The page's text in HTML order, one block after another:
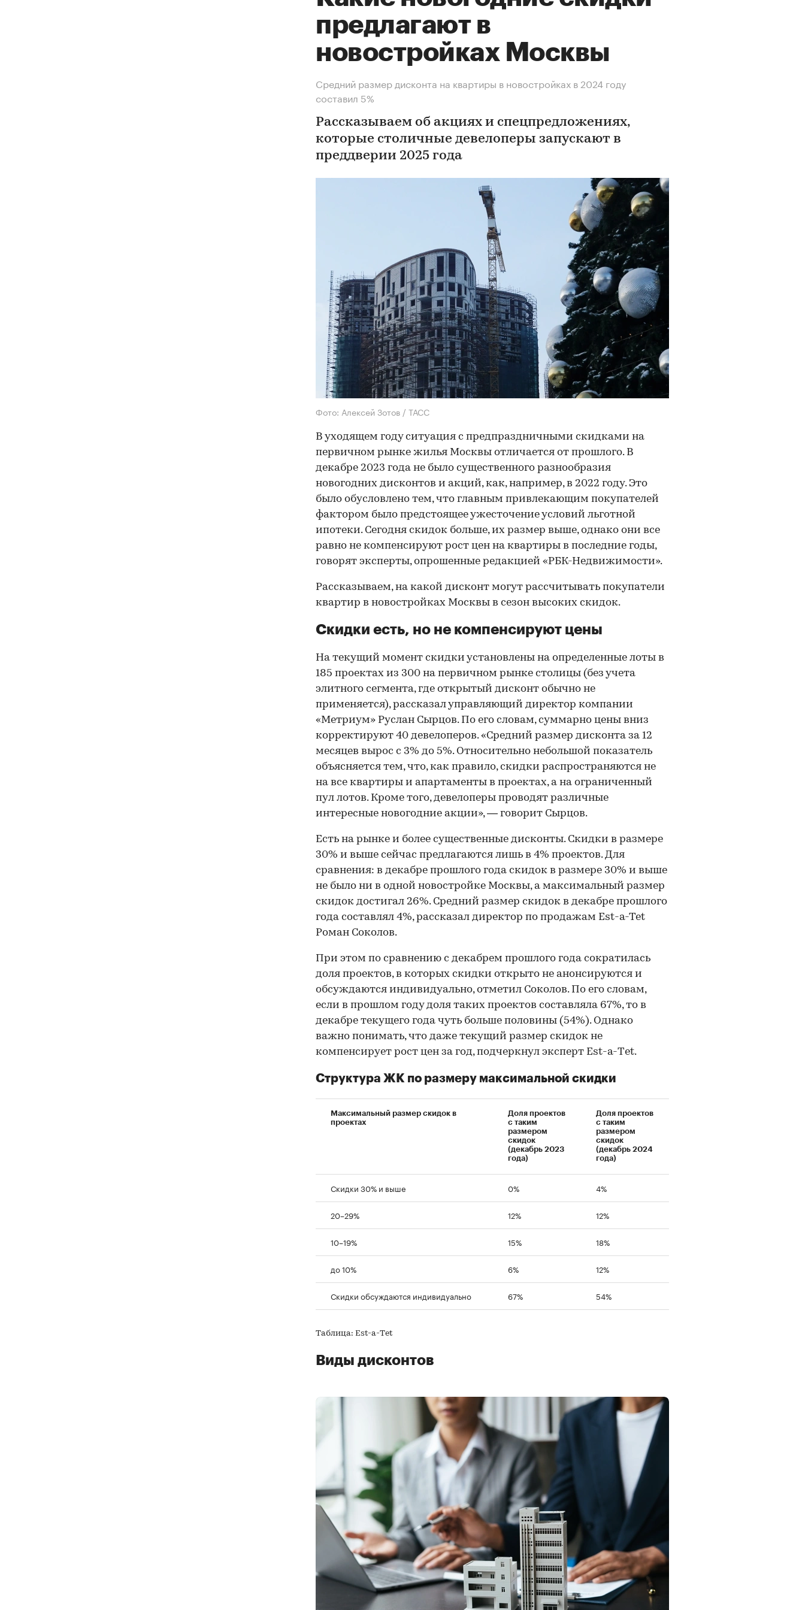
предлагают в
новостройках Москвы
Средний размер дисконта на квартиры в новостройках в 2024 году
составил 5%
Рассказываем об акциях и спецпредложениях,
которые столичные девелоперы запускают в
преддверии 2025 года
Фото: Алексей Зотов / ТАСС
В уходящем году ситуация с предпраздничными скидками на
первичном рынке жилья Москвы отличается от прошлого. В
декабре 2023 года не было существенного разнообразия
новогодних дисконтов и акций, как, например, в 2022 году. Это
было обусловлено тем, что главным привлекающим покупателей
фактором было предстоящее ужесточение условий льготной
ипотеки. Сегодня скидок больше, их размер выше, однако они все
равно не компенсируют рост цен на квартиры в последние годы,
говорят эксперты, опрошенные редакцией «РБК-Недвижимости».
Рассказываем, на какой дисконт могут рассчитывать покупатели
квартир в новостройках Москвы в сезон высоких скидок.
Скидки есть, но не компенсируют цены
На текущий момент скидки установлены на определенные лоты в
185 проектах из 300 на первичном рынке столицы (без учета
элитного сегмента, где открытый дисконт обычно не
применяется), рассказал управляющий директор компании
«Метриум» Руслан Сырцов. По его словам, суммарно цены вниз
корректируют 40 девелоперов. «Средний размер дисконта за 12
месяцев вырос с 3% до 5%. Относительно небольшой показатель
объясняется тем, что, как правило, скидки распространяются не
на все квартиры и апартаменты в проектах, а на ограниченный
пул лотов. Кроме того, девелоперы проводят различные
интересные новогодние акции», — говорит Сырцов.
Есть на рынке и более существенные дисконты. Скидки в размере
30% и выше сейчас предлагаются лишь в 4% проектов. Для
сравнения: в декабре прошлого года скидок в размере 30% и выше
не было ни в одной новостройке Москвы, а максимальный размер
скидок достигал 26%. Средний размер скидок в декабре прошлого
года составлял 4%, рассказал директор по продажам Est-a-Tet
Роман Соколов.
При этом по сравнению с декабрем прошлого года сократилась
доля проектов, в которых скидки открыто не анонсируются и
обсуждаются индивидуально, отметил Соколов. По его словам,
если в прошлом году доля таких проектов составляла 67%, то в
декабре текущего года чуть больше половины (54%). Однако
важно понимать, что даже текущий размер скидок не
компенсирует рост цен за год, подчеркнул эксперт Est-a-Тet.
Структура ЖК по размеру максимальной скидки
Максимальный размер скидок в
проектах
Доля проектов
с таким
размером
скидок
(декабрь 2023
года)
Доля проектов
с таким
размером
скидок
(декабрь 2024
года)
Скидки 30% и выше 0% 4%
20–29% 12% 12%
10–19% 15% 18%
до 10% 6% 12%
Скидки обсуждаются индивидуально 67% 54%
Таблица: Est-a-Тet
Виды дисконтов